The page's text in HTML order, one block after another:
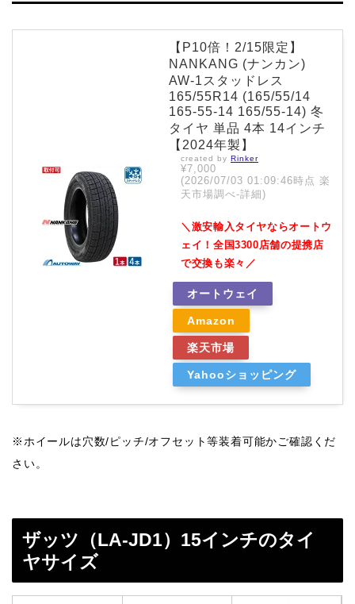
【P10倍！2/15限定】
NANKANG (ナンカン)
AW-1スタッドレス
165/55R14 (165/55/14
165-55-14 165/55-14) 冬
タイヤ 単品 4本 14インチ
【2024年製】
created by Rinker
¥7,000
(2026/07/03 01:09:46時点 楽
天市場調べ-詳細)
＼激安輸入タイヤならオートウ
ェイ！全国3300店舗の提携店
で交換も楽々／
オートウェイ
Amazon
楽天市場
Yahooショッピング
※ホイールは穴数/ピッチ/オフセット等装着可能かご確認くだ
さい。
ザッツ（LA-JD1）15インチのタイ
ヤサイズ